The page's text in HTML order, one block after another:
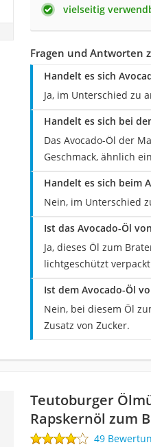
vielseitig
Fragen und Antworten
Handelt es sich
Ja, im Unterschied zu
Handelt es sich bei
Das Avocado-Öl der
Geschmack, ähnlich
Handelt es sich beim
Nein, im Unterschied
Ist das Avocado-Öl
Ja, dieses Öl zum
lichtgeschützt
Ist dem Avocado-Öl
Nein, bei diesem Öl
Zusatz von Zucker.
Teutoburger
Rapskernöl zum
49